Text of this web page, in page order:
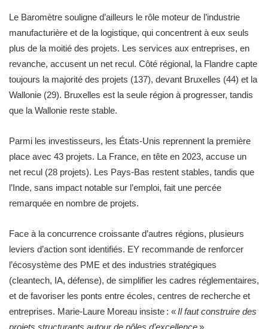
Le Baromètre souligne d’ailleurs le rôle moteur de l’industrie
manufacturière et de la logistique, qui concentrent à eux seuls
plus de la moitié des projets. Les services aux entreprises, en
revanche, accusent un net recul. Côté régional, la Flandre capte
toujours la majorité des projets (137), devant Bruxelles (44) et la
Wallonie (29). Bruxelles est la seule région à progresser, tandis
que la Wallonie reste stable.
Parmi les investisseurs, les États-Unis reprennent la première
place avec 43 projets. La France, en tête en 2023, accuse un
net recul (28 projets). Les Pays-Bas restent stables, tandis que
l’Inde, sans impact notable sur l’emploi, fait une percée
remarquée en nombre de projets.
Face à la concurrence croissante d’autres régions, plusieurs
leviers d’action sont identifiés. EY recommande de renforcer
l’écosystème des PME et des industries stratégiques
(cleantech, IA, défense), de simplifier les cadres réglementaires,
et de favoriser les ponts entre écoles, centres de recherche et
entreprises. Marie-Laure Moreau insiste : «Il faut construire des
projets structurants autour de pôles d’excellence».